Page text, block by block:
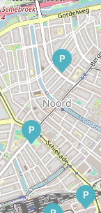
P
P
P